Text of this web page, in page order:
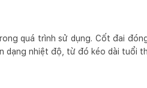
quá trình sử dụng. Cốt đai
nhiệt độ, từ đó kéo dài tuổi